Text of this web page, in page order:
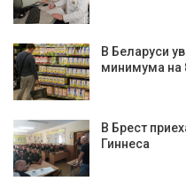
В Беларуси
минимума на
В Брест
Гиннеса